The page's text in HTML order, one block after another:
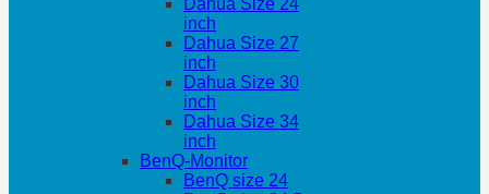
Dahua Size 24
inch
Dahua Size 27
inch
Dahua Size 30
inch
Dahua Size 34
inch
BenQ-Monitor
BenQ size 24